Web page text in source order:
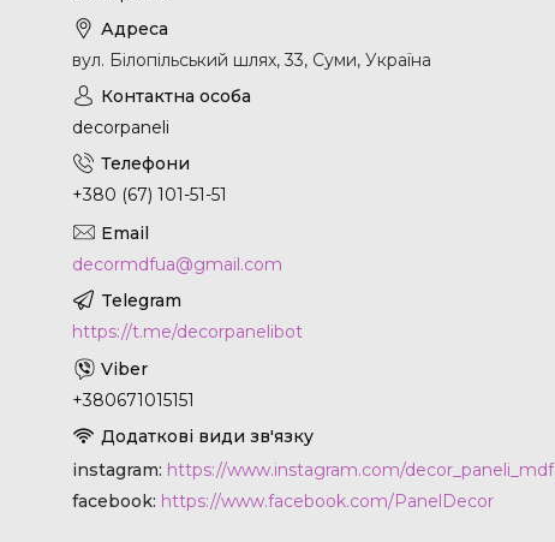
вул. Білопільський шлях, 33, Суми, Україна
decorpaneli
+380 (67) 101-51-51
decormdfua@gmail.com
https://t.me/decorpanelibot
+380671015151
instagram https://www.instagram.com/decor_paneli_mdf
facebook https://www.facebook.com/PanelDecor